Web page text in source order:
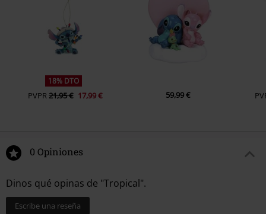
18% DTO
PVPR21,95 € 17,99 € 59,99 €
0 Opiniones
Dinos qué opinas de "Tropical".
Escribe una reseña